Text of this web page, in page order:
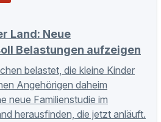
Land: Neue
Belastungen aufzeigen
belastet, die kleine Kinder
Angehörigen daheim
neue Familienstudie im
herausfinden, die jetzt anläuft.